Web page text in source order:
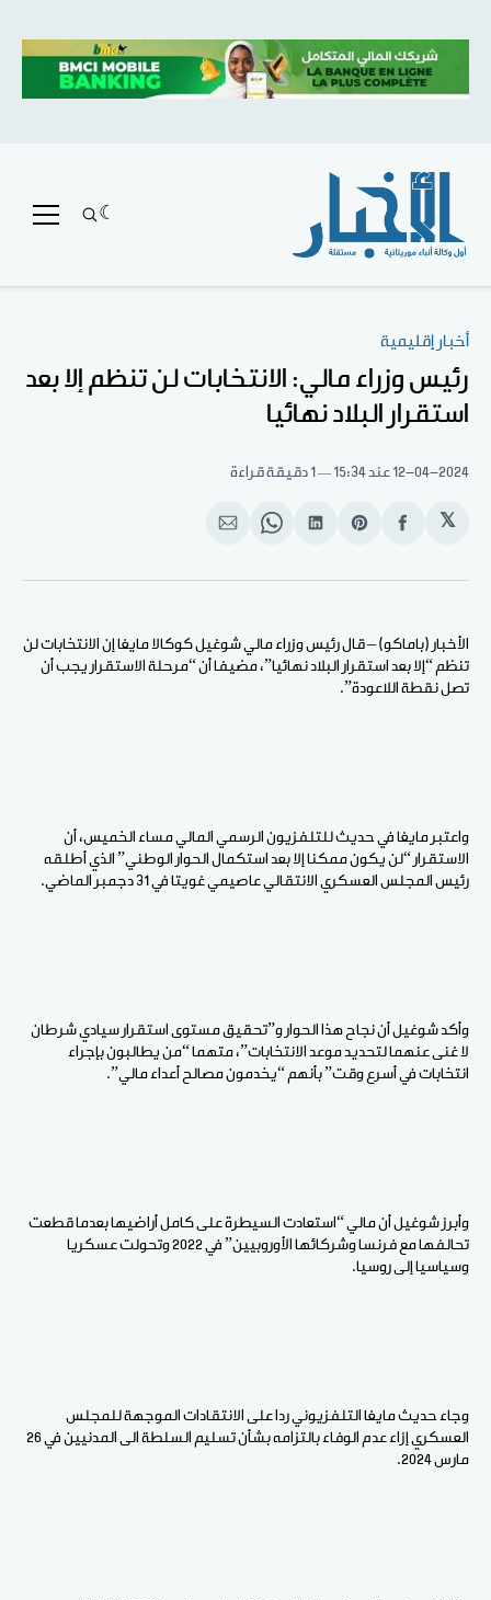
أخبار إقليمية
رئيس وزراء مالي: الانتخابات لن تنظم إلا بعد
استقرار البلاد نهائيا
12-04-2024 عند 15:34 1 دقيقة قراءة
𝕏
انشر
الفيسبوك
Share
Pinterest
انشر
لينكد
Share
WhatsApp
انشر
الإيميل
الأخبار (باماكو) – قال رئيس وزراء مالي شوغيل كوكالا مايغا إن الانتخابات لن
تنظم “إلا بعد استقرار البلاد نهائيا”، مضيفا أن “مرحلة الاستقرار يجب أن
تصل نقطة اللاعودة”.
واعتبر مايغا في حديث للتلفزيون الرسمي المالي مساء الخميس، أن
الاستقرار “لن يكون ممكنا إلا بعد استكمال الحوار الوطني” الذي أطلقه
رئيس المجلس العسكري الانتقالي عاصيمي غويتا في 31 دجمبر الماضي.
وأكد شوغيل أن نجاح هذا الحوار و”تحقيق مستوى استقرار سيادي شرطان
لا غنى عنهما لتحديد موعد الانتخابات”، متهما “من يطالبون بإجراء
انتخابات في أسرع وقت” بأنهم “يخدمون مصالح أعداء مالي”.
وأبرز شوغيل أن مالي “استعادت السيطرة على كامل أراضيها بعدما قطعت
تحالفها مع فرنسا وشركائها الأوروبيين” في 2022 وتحولت عسكريا
وسياسيا إلى روسيا.
وجاء حديث مايغا التلفزيوني ردا على الانتقادات الموجهة للمجلس
العسكري إزاء عدم الوفاء بالتزامه بشأن تسليم السلطة الى المدنيين في 26
مارس 2024.